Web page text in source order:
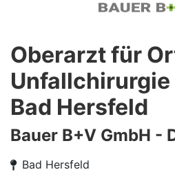
Oberarzt für
Bad Hersfeld
Bauer B+V GmbH -
Bad Hersfeld